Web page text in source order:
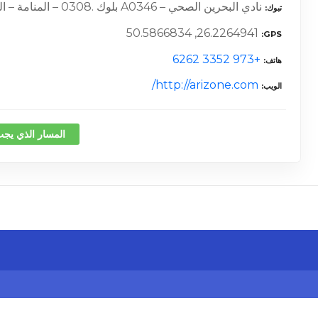
تبوك نادي البحرين الصحي – A0346 بلوك .0308 – المنامة – البحرين
GPS
26.2264941, 50.5866834
هاتف +973 3352 6262
الويب http://arizone.com/
المسار الذي